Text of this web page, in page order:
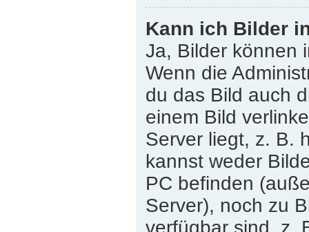
Kann ich Bilder
Ja, Bilder können
Wenn die
du das Bild auch
einem Bild
Server liegt, z. B.
kannst weder
PC befinden
Server), noch zu
verfügbar sind, z.